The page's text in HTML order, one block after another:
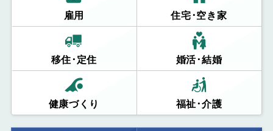
雇用 住宅･空き家
移住･定住 婚活･結婚
健康づくり 福祉･介護